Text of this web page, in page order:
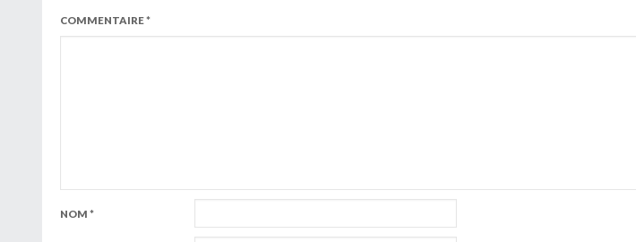
COMMENTAIRE*
NOM *